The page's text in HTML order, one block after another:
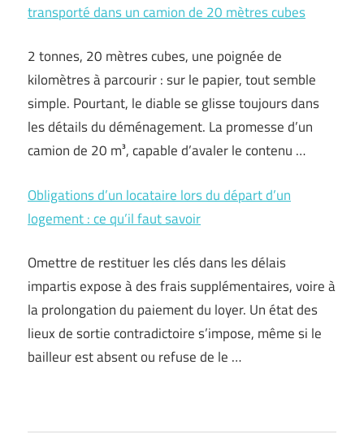
transporté dans un camion de 20 mètres cubes
2 tonnes, 20 mètres cubes, une poignée de
kilomètres à parcourir : sur le papier, tout semble
simple. Pourtant, le diable se glisse toujours dans
les détails du déménagement. La promesse d’un
camion de 20 m³, capable d’avaler le contenu …
Obligations d’un locataire lors du départ d’un
logement : ce qu’il faut savoir
Omettre de restituer les clés dans les délais
impartis expose à des frais supplémentaires, voire à
la prolongation du paiement du loyer. Un état des
lieux de sortie contradictoire s’impose, même si le
bailleur est absent ou refuse de le …